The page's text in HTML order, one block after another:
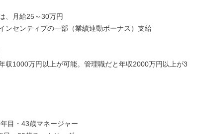
、月給25～30万円
ンセンティブの一部（業績連動ボーナス）支給
収1000万円以上が可能。管理職だと年収2000万円以上が3
目・43歳マネージャー